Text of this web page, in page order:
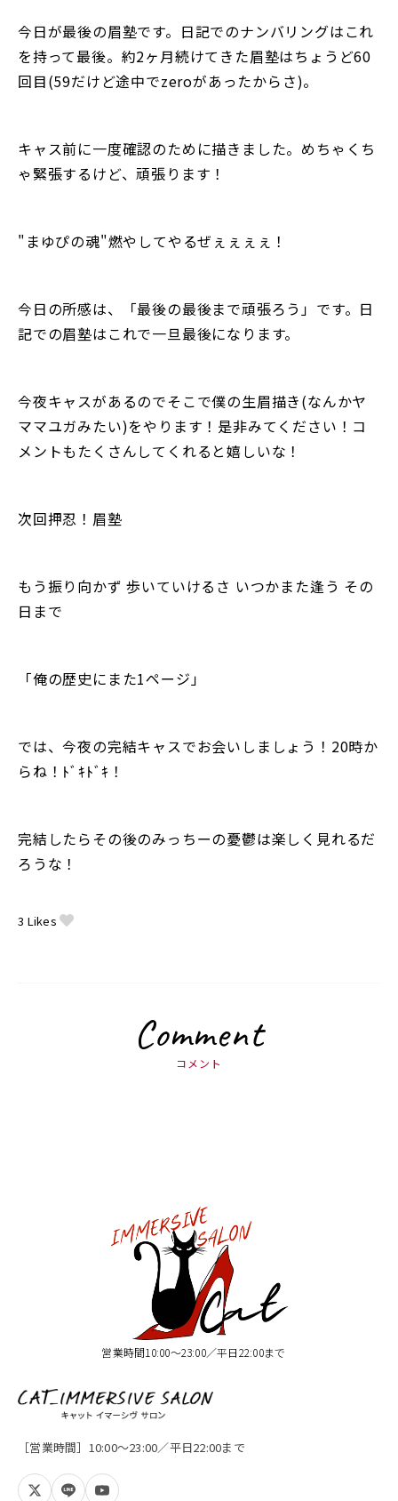
今日が最後の眉塾です。日記でのナンバリングはこれ
を持って最後。約2ヶ月続けてきた眉塾はちょうど60
回目(59だけど途中でzeroがあったからさ)。
キャス前に一度確認のために描きました。めちゃくち
ゃ緊張するけど、頑張ります！
"まゆぴの魂"燃やしてやるぜぇぇぇぇ！
今日の所感は、「最後の最後まで頑張ろう」です。日
記での眉塾はこれで一旦最後になります。
今夜キャスがあるのでそこで僕の生眉描き(なんかヤ
ママユガみたい)をやります！是非みてください！コ
メントもたくさんしてくれると嬉しいな！
次回押忍！眉塾
もう振り向かず 歩いていけるさ いつかまた逢う その
日まで
「俺の歴史にまた1ページ」
では、今夜の完結キャスでお会いしましょう！20時か
らね！ﾄﾞｷﾄﾞｷ！
完結したらその後のみっちーの憂鬱は楽しく見れるだ
ろうな！
3 Likes
Comment
コメント
営業時間10:00〜23:00／平日22:00まで
［営業時間］10:00〜23:00／平日22:00まで